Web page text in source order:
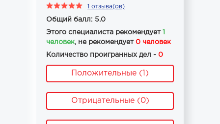
1 отзыва(ов)
Общий балл: 5.0
Этого специалиста рекомендует 1
человек, не рекомендует 0 человек
Количество проигранных дел - 0
Положительные (1)
Отрицательные (0)